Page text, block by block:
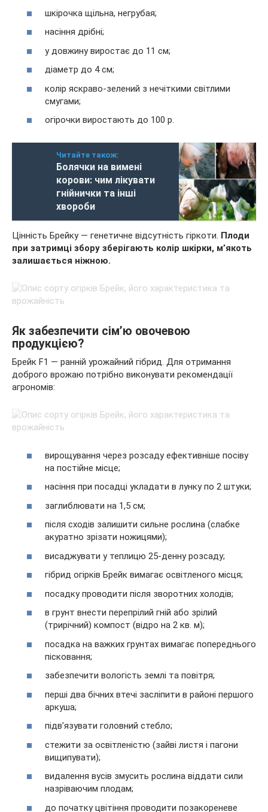
шкірочка щільна, негрубая;
насіння дрібні;
у довжину виростає до 11 см;
діаметр до 4 см;
колір яскраво-зелений з нечіткими світлими
смугами;
огірочки виростають до 100 р.
Читайте також:
Болячки на вимені
корови: чим лікувати
гнійнички та інші
хвороби
Цінність Брейку — генетичне відсутність гіркоти. Плоди
при затримці збору зберігають колір шкірки, м’якоть
залишається ніжною.
Як забезпечити сім’ю овочевою
продукцією?
Брейк F1 — ранній урожайний гібрид. Для отримання
доброго врожаю потрібно виконувати рекомендації
агрономів:
вирощування через розсаду ефективніше посіву
на постійне місце;
насіння при посадці укладати в лунку по 2 штуки;
заглиблювати на 1,5 см;
після сходів залишити сильне рослина (слабке
акуратно зрізати ножицями);
висаджувати у теплицю 25-денну розсаду;
гібрид огірків Брейк вимагає освітленого місця;
посадку проводити після зворотних холодів;
в грунт внести перепрілий гній або зрілий
(трирічний) компост (відро на 2 кв. м);
посадка на важких грунтах вимагає попереднього
пісковання;
забезпечити вологість землі та повітря;
перші два бічних втечі засліпити в районі першого
аркуша;
підв’язувати головний стебло;
стежити за освітленістю (зайві листя і пагони
вищипувати);
видалення вусів змусить рослина віддати сили
назріваючим плодам;
до початку цвітіння проводити позакореневе